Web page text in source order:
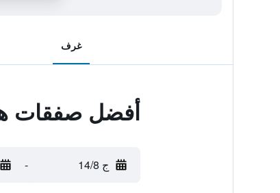
غرف
أفضل صفقات
ج 14/8 -